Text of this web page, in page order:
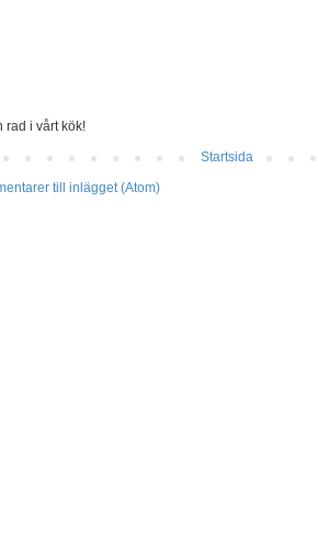
rad i vårt kök!
Startsida
till inlägget (Atom)